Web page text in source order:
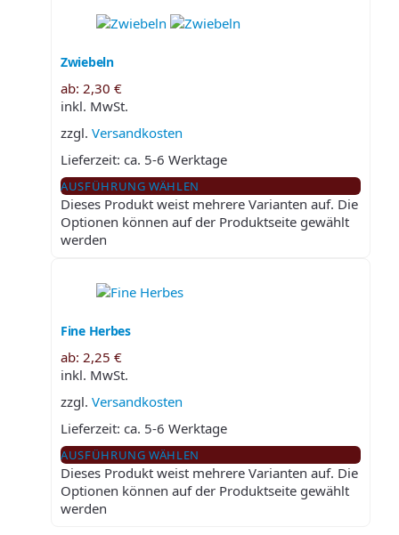
Zwiebeln
ab: 2,30 €
inkl. MwSt.
zzgl. Versandkosten
Lieferzeit: ca. 5-6 Werktage
AUSFÜHRUNG WÄHLEN
Dieses Produkt weist mehrere Varianten auf. Die
Optionen können auf der Produktseite gewählt
werden
Fine Herbes
ab: 2,25 €
inkl. MwSt.
zzgl. Versandkosten
Lieferzeit: ca. 5-6 Werktage
AUSFÜHRUNG WÄHLEN
Dieses Produkt weist mehrere Varianten auf. Die
Optionen können auf der Produktseite gewählt
werden